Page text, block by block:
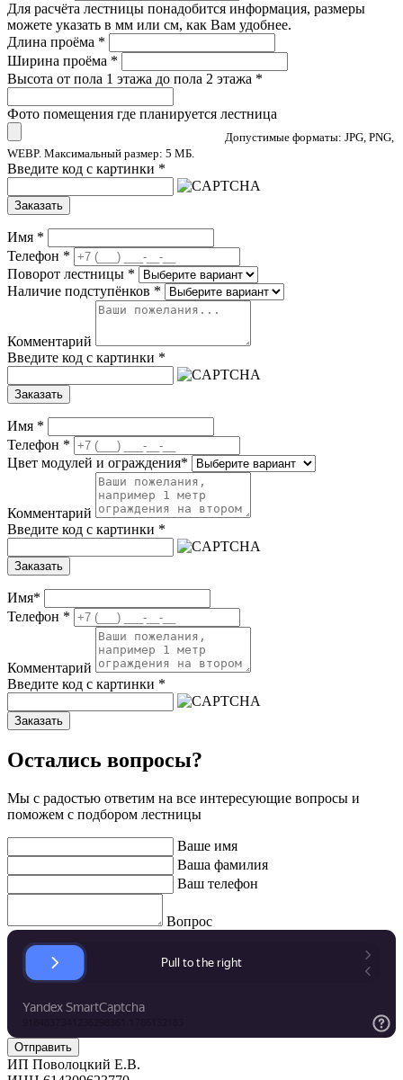
Для расчёта лестницы понадобится информация, размеры
можете указать в мм или см, как Вам удобнее.
Длина проёма *
Ширина проёма *
Высота от пола 1 этажа до пола 2 этажа *
Фото помещения где планируется лестница
Допустимые форматы: JPG, PNG,
WEBP. Максимальный размер: 5 МБ.
Введите код с картинки *
Заказать
Имя *
Телефон *
Поворот лестницы *
Наличие подступёнков *
Комментарий
Введите код с картинки *
Заказать
Имя *
Телефон *
Цвет модулей и ограждения*
Комментарий
Введите код с картинки *
Заказать
Имя*
Телефон *
Комментарий
Введите код с картинки *
Заказать
Остались вопросы?
Мы с радостью ответим на все интересующие вопросы и
поможем с подбором лестницы
Ваше имя
Ваша фамилия
Ваш телефон
Вопрос
ИП Поволоцкий Е.В.